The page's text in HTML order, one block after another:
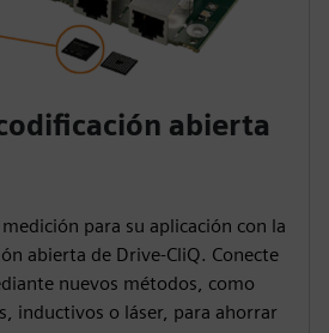
abierta
para su aplicación con la
abierta de Drive-CliQ. Conecte
nuevos métodos, como
inductivos o láser, para ahorrar